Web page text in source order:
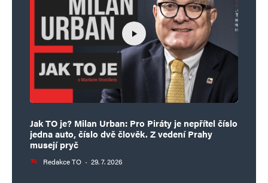
Jak TO je? Milan Urban: Pro Piráty je nepřítel číslo
jedna auto, číslo dvě člověk. Z vedení Prahy
musejí pryč
Redakce TO · 29. 7. 2026